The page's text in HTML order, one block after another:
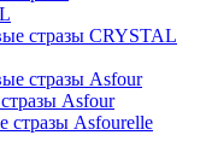
стразы CRYSTAL
стразы Asfour
Asfour
Asfourelle